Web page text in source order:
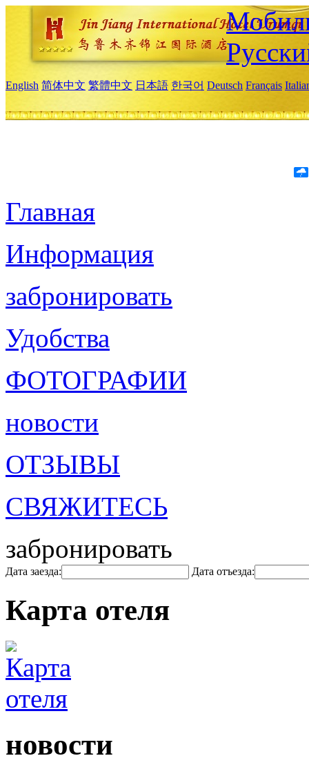
English 简体中文 繁體中文 日本語 한국어 Deutsch Français
Главная
Информация
забронировать
Удобства
ФОТОГРАФИИ
новости
ОТЗЫВЫ
СВЯЖИТЕСЬ
забронировать
Дата заезда: Дата отъезда:
Карта отеля
новости